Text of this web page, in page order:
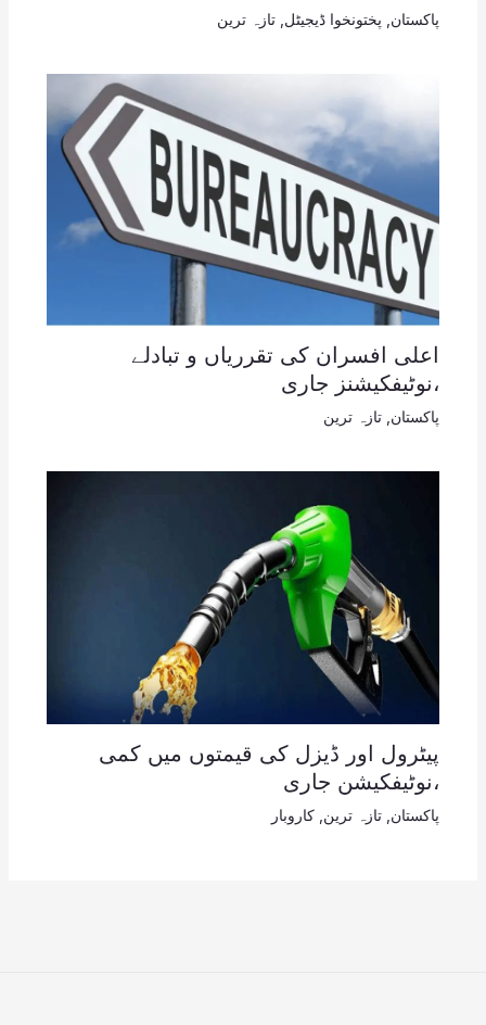
پاکستان پختونخوا ڈیجیٹل تازہ ترین
اعلی افسران کی تقرریاں و تبادلے
،نوٹیفکیشنز جاری
پاکستان تازہ ترین
پیٹرول اور ڈیزل کی قیمتوں میں کمی
،نوٹیفکیشن جاری
پاکستان تازہ ترین کاروبار